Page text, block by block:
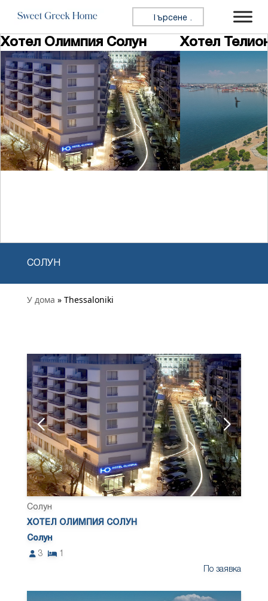
Търсене за:
Хотел Олимпия Солун Хотел
СОЛУН
У дома » Thessaloniki
Солун
ХОТЕЛ ОЛИМПИЯ СОЛУН
Солун
3
1
По заявка